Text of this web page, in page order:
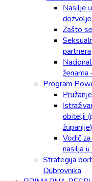
Nasilje
Zašto
partnera
Program
obitelji
Vodič
nasilja
Strategija
Dubrovnika